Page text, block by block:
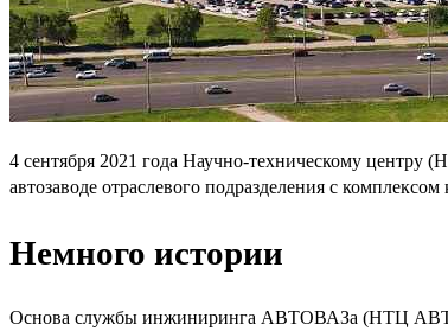
4 сентября 2021 года Научно-техническому
автозаводе отраслевого подразделения с
Немного истории
Основа службы инжиниринга АВТОВАЗа (НТЦ